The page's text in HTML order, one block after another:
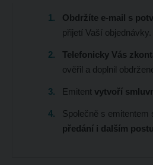
Obdržíte e-mail s
přijetí Vaší objednávky.
Telefonicky Vás
ověřil a doplnil
Emitent vytvoří
Společně s emitentem
předání i dalším